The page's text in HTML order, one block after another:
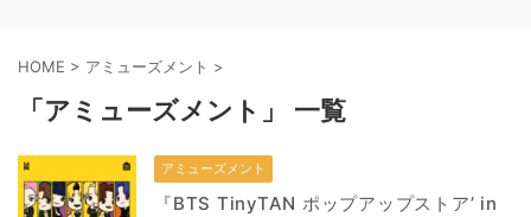
HOME > アミューズメント >
「アミューズメント」 一覧
アミューズメント
『BTS TinyTAN ポップアップストア’ in